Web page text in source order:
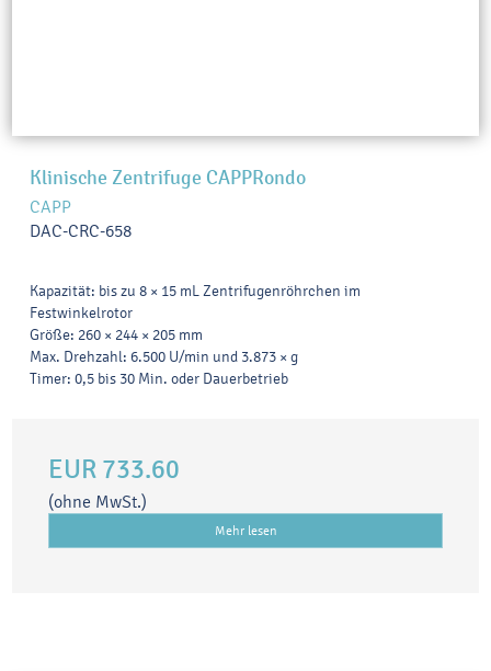
Klinische Zentrifuge CAPPRondo
CAPP
DAC-CRC-658
Kapazität: bis zu 8 × 15 mL Zentrifugenröhrchen im
Festwinkelrotor
Größe: 260 × 244 × 205 mm
Max. Drehzahl: 6.500 U/min und 3.873 × g
Timer: 0,5 bis 30 Min. oder Dauerbetrieb
EUR 733.60
(ohne MwSt.)
Mehr lesen